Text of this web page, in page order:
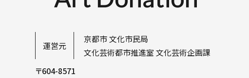
運営元
京都市 文化市民局
文化芸術都市推進室 文化芸術企画課
〒604-8571